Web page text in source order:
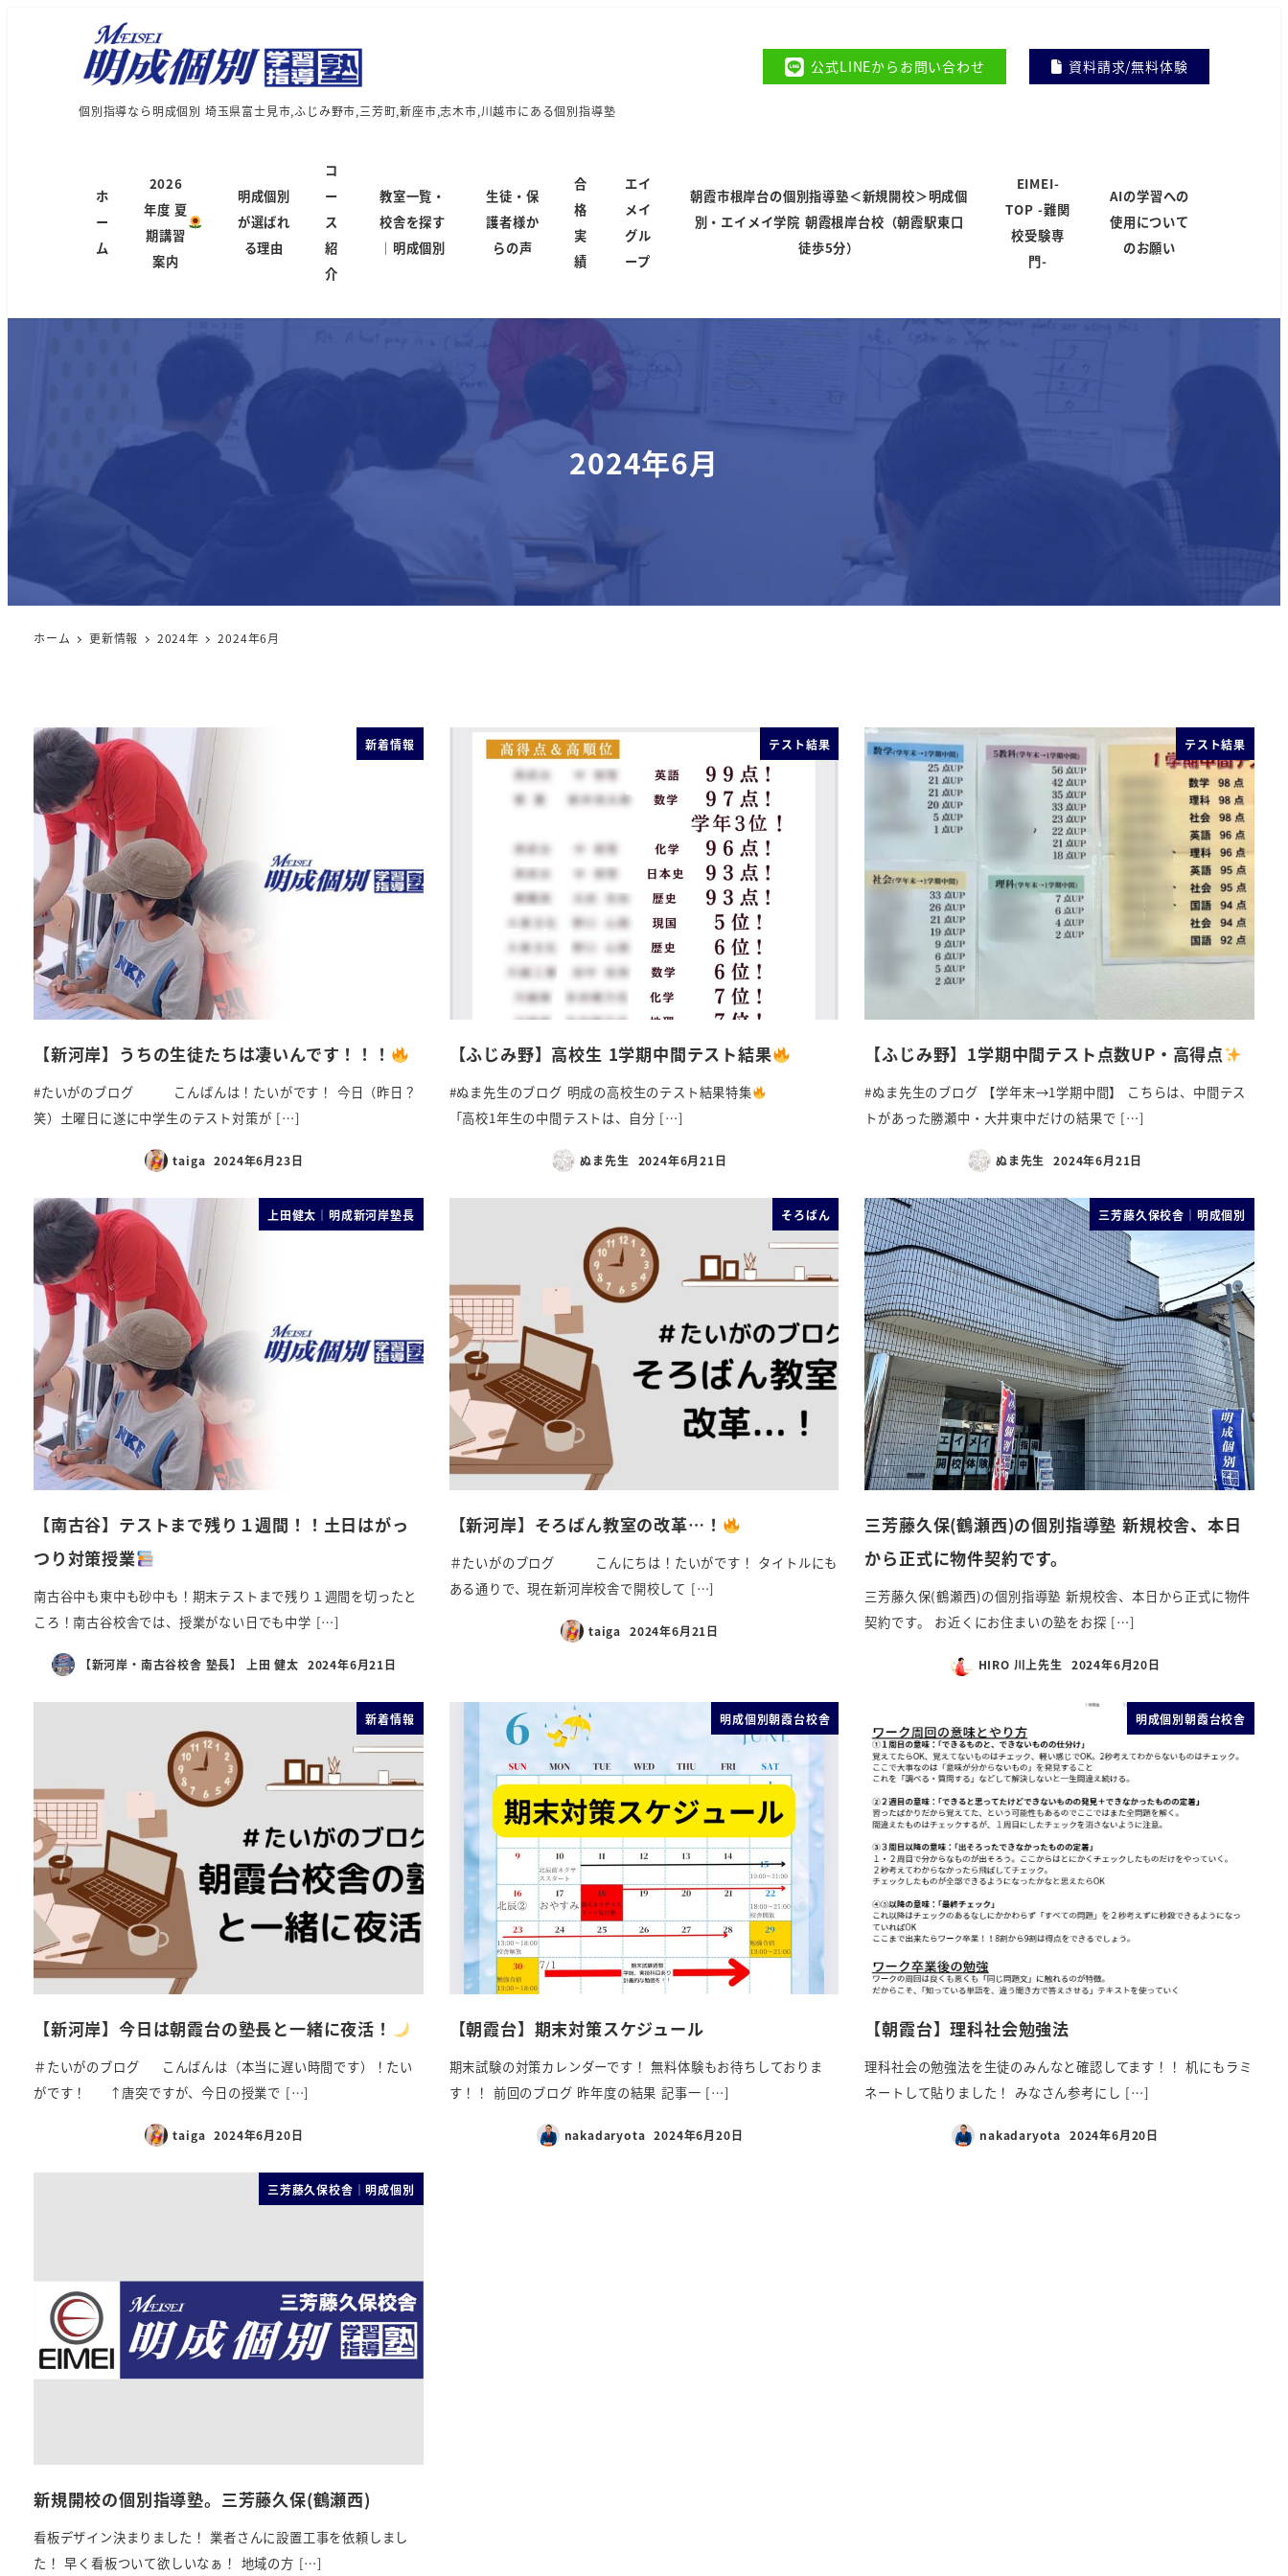
個別指導なら明成個別 埼玉県富士見市,ふじみ野市,三芳町,新座市,志木市,川越市にある個別指導塾
公式LINEからお問い合わせ 資料請求/無料体験
ホ
ー
ム
2026
年度 夏
期講習
案内
明成個別
が選ばれ
る理由
コ
ー
ス
紹
介
教室一覧・
校舎を探す
｜明成個別
生徒・保
護者様か
らの声
合
格
実
績
エイ
メイ
グル
ープ
朝霞市根岸台の個別指導塾＜新規開校＞明成個
別・エイメイ学院 朝霞根岸台校（朝霞駅東口
徒歩5分）
EIMEI-
TOP -難関
校受験専
門-
AIの学習への
使用について
のお願い
2024年6月
ホーム 更新情報 2024年 2024年6月
新着情報
【新河岸】うちの生徒たちは凄いんです！！！
#たいがのブログ こんばんは！たいがです！ 今日（昨日？
笑）土曜日に遂に中学生のテスト対策が […]
taiga 2024年6月23日
テスト結果
【ふじみ野】高校生 1学期中間テスト結果
#ぬま先生のブログ 明成の高校生のテスト結果特集
「高校1年生の中間テストは、自分 […]
ぬま先生 2024年6月21日
テスト結果
【ふじみ野】1学期中間テスト点数UP・高得点
#ぬま先生のブログ 【学年末→1学期中間】 こちらは、中間テス
トがあった勝瀬中・大井東中だけの結果で […]
ぬま先生 2024年6月21日
上田健太｜明成新河岸塾長
【南古谷】テストまで残り１週間！！土日はがっ
つり対策授業
南古谷中も東中も砂中も！期末テストまで残り１週間を切ったと
ころ！南古谷校舎では、授業がない日でも中学 […]
【新河岸・南古谷校舎 塾長】 上田 健太 2024年6月21日
そろばん
【新河岸】そろばん教室の改革…！
＃たいがのブログ こんにちは！たいがです！ タイトルにも
ある通りで、現在新河岸校舎で開校して […]
taiga 2024年6月21日
三芳藤久保校舎｜明成個別
三芳藤久保(鶴瀬西)の個別指導塾 新規校舎、本日
から正式に物件契約です。
三芳藤久保(鶴瀬西)の個別指導塾 新規校舎、本日から正式に物件
契約です。 お近くにお住まいの塾をお探 […]
HIRO 川上先生 2024年6月20日
新着情報
【新河岸】今日は朝霞台の塾長と一緒に夜活！
＃たいがのブログ こんばんは（本当に遅い時間です）！たい
がです！ ↑唐突ですが、今日の授業で […]
taiga 2024年6月20日
明成個別朝霞台校舎
【朝霞台】期末対策スケジュール
期末試験の対策カレンダーです！ 無料体験もお待ちしておりま
す！！ 前回のブログ 昨年度の結果 記事一 […]
nakadaryota 2024年6月20日
明成個別朝霞台校舎
【朝霞台】理科社会勉強法
理科社会の勉強法を生徒のみんなと確認してます！！ 机にもラミ
ネートして貼りました！ みなさん参考にし […]
nakadaryota 2024年6月20日
三芳藤久保校舎｜明成個別
新規開校の個別指導塾。三芳藤久保(鶴瀬西)
看板デザイン決まりました！ 業者さんに設置工事を依頼しまし
た！ 早く看板ついて欲しいなぁ！ 地域の方 […]